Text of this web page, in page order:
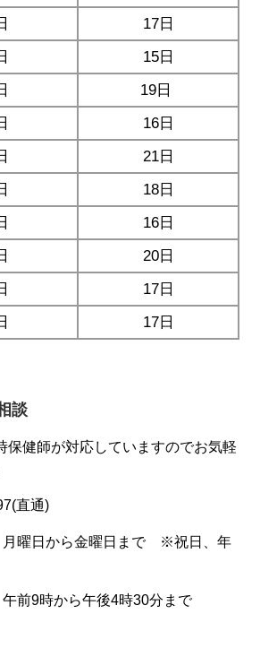
17日
15日
19日
16日
21日
18日
16日
20日
17日
17日
談
保健師が対応していますのでお気軽
直通)
から金曜日まで ※祝日、年
時から午後4時30分まで